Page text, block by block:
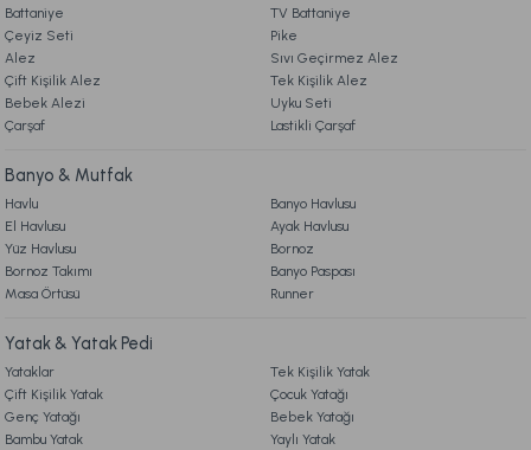
Battaniye
TV Battaniye
Çeyiz Seti
Pike
Alez
Sıvı Geçirmez Alez
Çift Kişilik Alez
Tek Kişilik Alez
Bebek Alezi
Uyku Seti
Çarşaf
Lastikli Çarşaf
Banyo & Mutfak
Havlu
Banyo Havlusu
El Havlusu
Ayak Havlusu
Yüz Havlusu
Bornoz
Bornoz Takımı
Banyo Paspası
Masa Örtüsü
Runner
Yatak & Yatak Pedi
Yataklar
Tek Kişilik Yatak
Çift Kişilik Yatak
Çocuk Yatağı
Genç Yatağı
Bebek Yatağı
Bambu Yatak
Yaylı Yatak